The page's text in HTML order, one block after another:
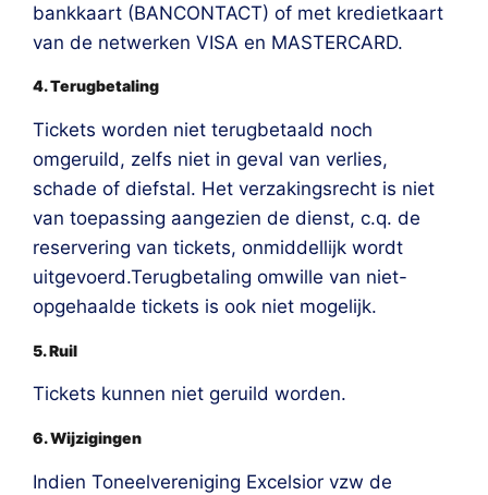
bankkaart (BANCONTACT) of met kredietkaart
van de netwerken VISA en MASTERCARD.
4. Terugbetaling
Tickets worden niet terugbetaald noch
omgeruild, zelfs niet in geval van verlies,
schade of diefstal. Het verzakingsrecht is niet
van toepassing aangezien de dienst, c.q. de
reservering van tickets, onmiddellijk wordt
uitgevoerd.Terugbetaling omwille van niet-
opgehaalde tickets is ook niet mogelijk.
5. Ruil
Tickets kunnen niet geruild worden.
6. Wijzigingen
Indien Toneelvereniging Excelsior vzw de